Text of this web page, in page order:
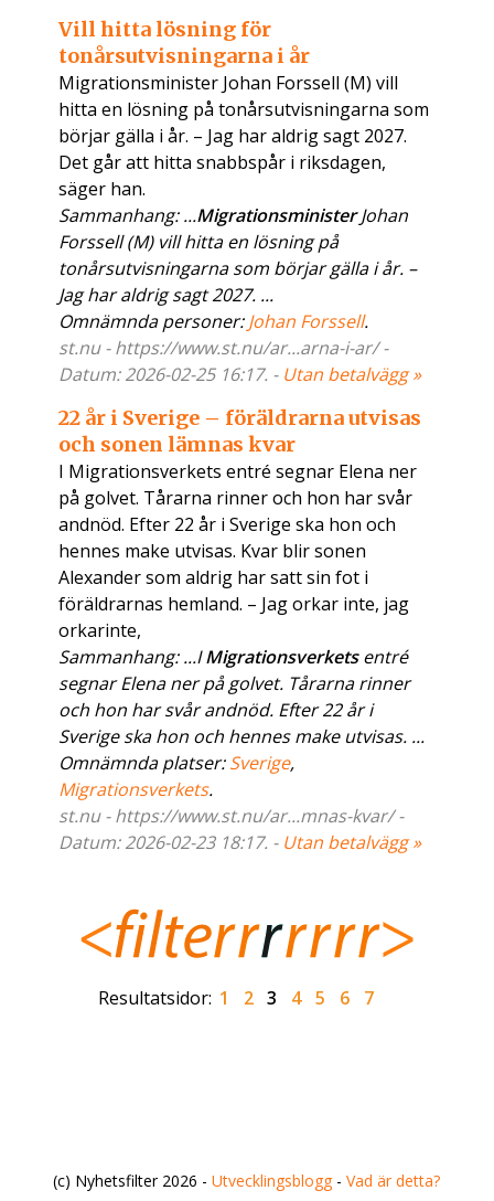
Vill hitta lösning för
tonårsutvisningarna i år
Migrationsminister Johan Forssell (M) vill
hitta en lösning på tonårsutvisningarna som
börjar gälla i år. – Jag har aldrig sagt 2027.
Det går att hitta snabbspår i riksdagen,
säger han.
Sammanhang: ...MigrationsministerJohan
Forssell (M) vill hitta en lösning på
tonårsutvisningarna som börjar gälla i år. –
Jag har aldrig sagt 2027. ...
Omnämnda personer:Johan Forssell.
st.nu - https://www.st.nu/ar...arna-i-ar/ -
Datum: 2026-02-25 16:17. - Utan betalvägg »
22 år i Sverige – föräldrarna utvisas
och sonen lämnas kvar
I Migrationsverkets entré segnar Elena ner
på golvet. Tårarna rinner och hon har svår
andnöd. Efter 22 år i Sverige ska hon och
hennes make utvisas. Kvar blir sonen
Alexander som aldrig har satt sin fot i
föräldrarnas hemland. – Jag orkar inte, jag
orkarinte,
Sammanhang: ...IMigrationsverketsentré
segnar Elena ner på golvet. Tårarna rinner
och hon har svår andnöd. Efter 22 år i
Sverige ska hon och hennes make utvisas. ...
Omnämnda platser:Sverige,
Migrationsverkets.
st.nu - https://www.st.nu/ar...mnas-kvar/ -
Datum: 2026-02-23 18:17. - Utan betalvägg »
Resultatsidor: 1 2 3 4 5 6 7
(c) Nyhetsfilter 2026 -Utvecklingsblogg -Vad är detta?